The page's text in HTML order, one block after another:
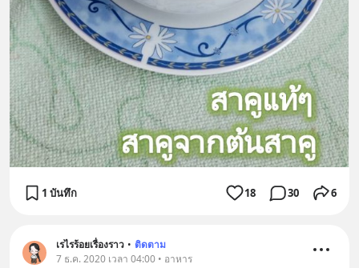
1 บันทึก 18 30 6
เรไรร้อยเรื่องราว • ติดตาม
7 ธ.ค. 2020 เวลา 04:00 • อาหาร